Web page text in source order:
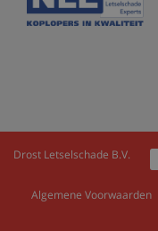
Drost Letselschade B.V.
Algemene Voorwaarden